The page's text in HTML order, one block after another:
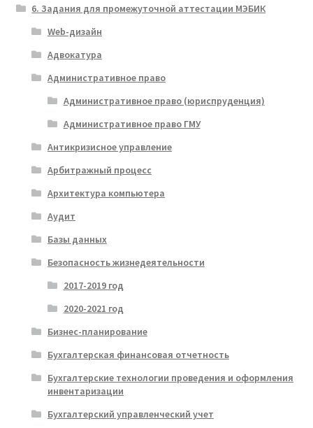
6. Задания для промежуточной аттестации МЭБИК
Web-дизайн
Адвокатура
Административное право
Административное право (юриспруденция)
Административное право ГМУ
Антикризисное управление
Арбитражный процесс
Архитектура компьютера
Аудит
Базы данных
Безопасность жизнедеятельности
2017-2019 год
2020-2021 год
Бизнес-планирование
Бухгалтерская финансовая отчетность
Бухгалтерские технологии проведения и оформления
инвентаризации
Бухгалтерский управленческий учет